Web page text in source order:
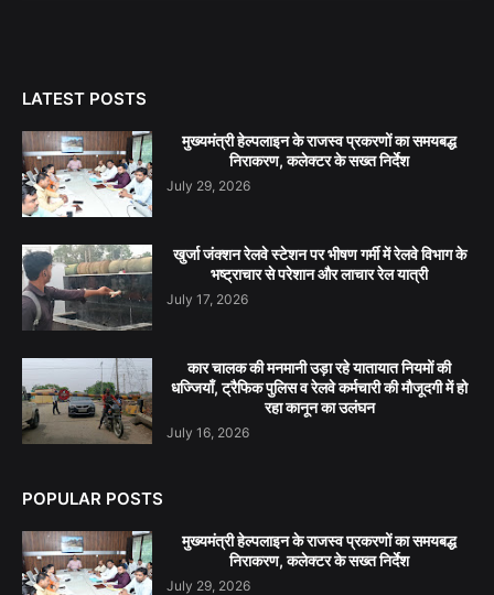
LATEST POSTS
मुख्यमंत्री हेल्पलाइन के राजस्व प्रकरणों का समयबद्ध
निराकरण, कलेक्टर के सख्त निर्देश
July 29, 2026
खुर्जा जंक्शन रेलवे स्टेशन पर भीषण गर्मी में रेलवे विभाग के
भष्ट्राचार से परेशान और लाचार रेल यात्री
July 17, 2026
कार चालक की मनमानी उड़ा रहे यातायात नियमों की
धज्जियाँ, ट्रैफिक पुलिस व रेलवे कर्मचारी की मौजूदगी में हो
रहा कानून का उलंघन
July 16, 2026
POPULAR POSTS
मुख्यमंत्री हेल्पलाइन के राजस्व प्रकरणों का समयबद्ध
निराकरण, कलेक्टर के सख्त निर्देश
July 29, 2026